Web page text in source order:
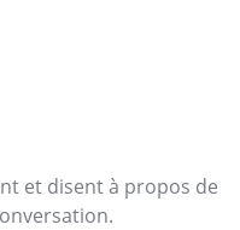
et disent à propos de